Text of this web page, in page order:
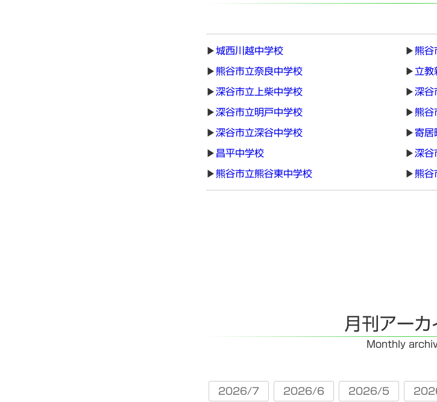
城西川越中学校 熊谷
熊谷市立奈良中学校 立教
深谷市立上柴中学校 深谷
深谷市立明戸中学校 熊谷
深谷市立深谷中学校 寄居
昌平中学校 深谷
熊谷市立熊谷東中学校 熊谷
月刊アーカ
Monthly
2026/7 2026/6 2026/5